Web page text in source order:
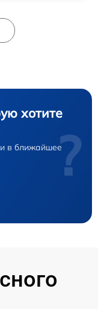
хотите
в ближайшее?